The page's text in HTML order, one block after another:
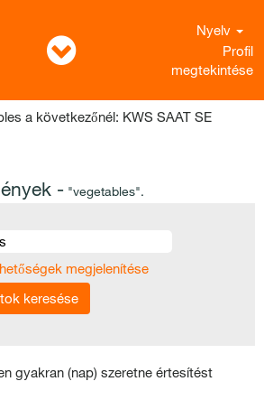
Nyelv
Profil
megtekintése
a következőnél: KWS SAAT SE(aktuális
- "vegetables".
megjelenítése
gyakran (nap) szeretne értesítést